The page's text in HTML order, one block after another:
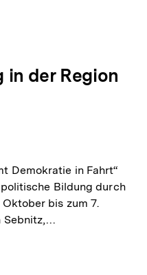
in der Region
Demokratie in Fahrt“
Bildung durch
bis zum 7.
Sebnitz,…